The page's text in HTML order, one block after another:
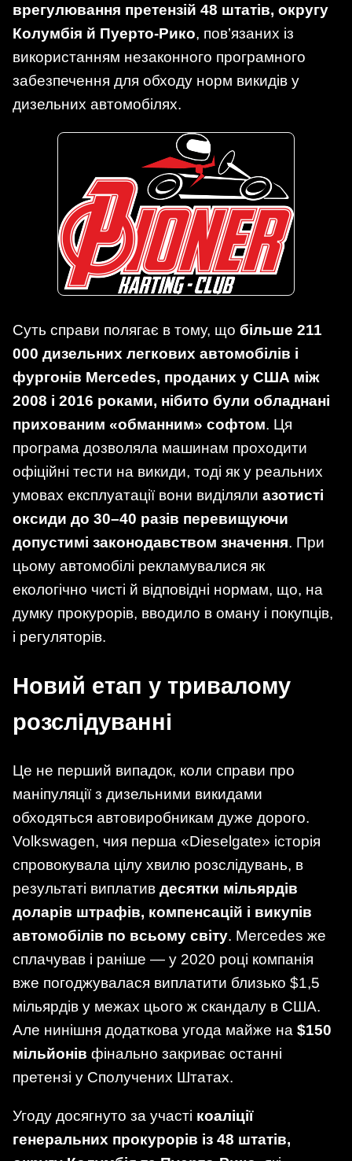
врегулювання претензій 48 штатів, округу
Колумбія й Пуерто-Рико, пов’язаних із
використанням незаконного програмного
забезпечення для обходу норм викидів у
дизельних автомобілях.
Суть справи полягає в тому, що більше 211
000 дизельних легкових автомобілів і
фургонів Mercedes, проданих у США між
2008 і 2016 роками, нібито були обладнані
прихованим «обманним» софтом. Ця
програма дозволяла машинам проходити
офіційні тести на викиди, тоді як у реальних
умовах експлуатації вони виділяли азотисті
оксиди до 30–40 разів перевищуючи
допустимі законодавством значення. При
цьому автомобілі рекламувалися як
екологічно чисті й відповідні нормам, що, на
думку прокурорів, вводило в оману і покупців,
і регуляторів.
Новий етап у тривалому
розслідуванні
Це не перший випадок, коли справи про
маніпуляції з дизельними викидами
обходяться автовиробникам дуже дорого.
Volkswagen, чия перша «Dieselgate» історія
спровокувала цілу хвилю розслідувань, в
результаті виплатив десятки мільярдів
доларів штрафів, компенсацій і викупів
автомобілів по всьому світу. Mercedes же
сплачував і раніше — у 2020 році компанія
вже погоджувалася виплатити близько $1,5
мільярдів у межах цього ж скандалу в США.
Але нинішня додаткова угода майже на $150
мільйонів фінально закриває останні
претензі у Сполучених Штатах.
Угоду досягнуто за участі коаліції
генеральних прокурорів із 48 штатів,